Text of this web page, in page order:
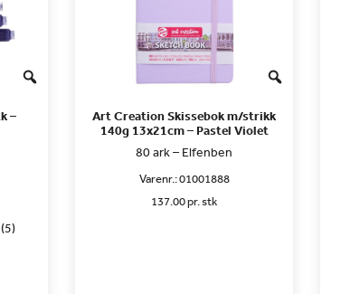
–
Art Creation Skissebok m/strikk
140g 13x21cm – Pastel Violet
80 ark – Elfenben
Varenr.:01001888
137.00 pr. stk